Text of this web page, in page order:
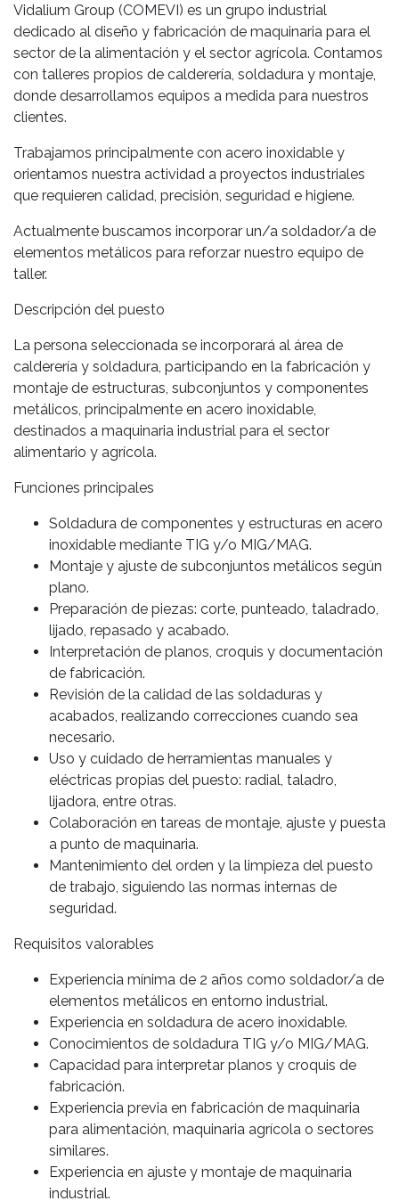
Vidalium Group (COMEVI) es un grupo industrial
dedicado al diseño y fabricación de maquinaria para el
sector de la alimentación y el sector agrícola. Contamos
con talleres propios de calderería, soldadura y montaje,
donde desarrollamos equipos a medida para nuestros
clientes.
Trabajamos principalmente con acero inoxidable y
orientamos nuestra actividad a proyectos industriales
que requieren calidad, precisión, seguridad e higiene.
Actualmente buscamos incorporar un/a soldador/a de
elementos metálicos para reforzar nuestro equipo de
taller.
Descripción del puesto
La persona seleccionada se incorporará al área de
calderería y soldadura, participando en la fabricación y
montaje de estructuras, subconjuntos y componentes
metálicos, principalmente en acero inoxidable,
destinados a maquinaria industrial para el sector
alimentario y agrícola.
Funciones principales
Soldadura de componentes y estructuras en acero
inoxidable mediante TIG y/o MIG/MAG.
Montaje y ajuste de subconjuntos metálicos según
plano.
Preparación de piezas: corte, punteado, taladrado,
lijado, repasado y acabado.
Interpretación de planos, croquis y documentación
de fabricación.
Revisión de la calidad de las soldaduras y
acabados, realizando correcciones cuando sea
necesario.
Uso y cuidado de herramientas manuales y
eléctricas propias del puesto: radial, taladro,
lijadora, entre otras.
Colaboración en tareas de montaje, ajuste y puesta
a punto de maquinaria.
Mantenimiento del orden y la limpieza del puesto
de trabajo, siguiendo las normas internas de
seguridad.
Requisitos valorables
Experiencia mínima de 2 años como soldador/a de
elementos metálicos en entorno industrial.
Experiencia en soldadura de acero inoxidable.
Conocimientos de soldadura TIG y/o MIG/MAG.
Capacidad para interpretar planos y croquis de
fabricación.
Experiencia previa en fabricación de maquinaria
para alimentación, maquinaria agrícola o sectores
similares.
Experiencia en ajuste y montaje de maquinaria
industrial.